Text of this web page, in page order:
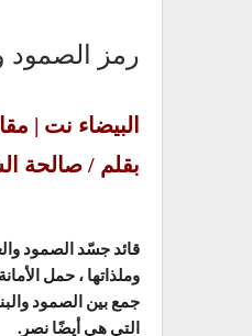
رمز الصمود
البيضاء نت |
بقلم / صالحة
قائد جسّد الصمود
وملذاتها ، حمل
جمع بين الصمود
التي هي أيضًا نصر.